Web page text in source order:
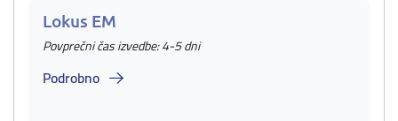
Lokus EM
Povprečni čas izvedbe: 4-5 dni
Podrobno